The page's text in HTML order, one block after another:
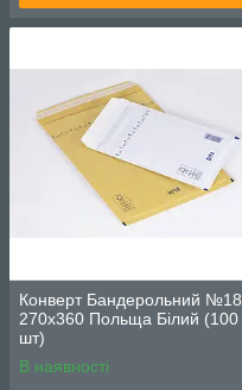
Конверт Бандерольний №18
270х360 Польща Білий (100
шт)
В наявності